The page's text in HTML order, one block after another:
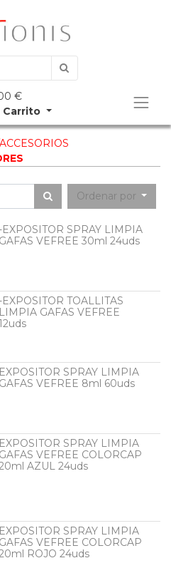
€
Carrito
Ordenar por
-EXPOSITOR SPRAY LIMPIA
GAFAS VEFREE 30ml 24uds
-EXPOSITOR TOALLITAS
LIMPIA GAFAS VEFREE
EXPOSITOR SPRAY LIMPIA
GAFAS VEFREE 8ml 60uds
EXPOSITOR SPRAY LIMPIA
GAFAS VEFREE COLORCAP
AZUL 24uds
EXPOSITOR SPRAY LIMPIA
GAFAS VEFREE COLORCAP
ROJO 24uds